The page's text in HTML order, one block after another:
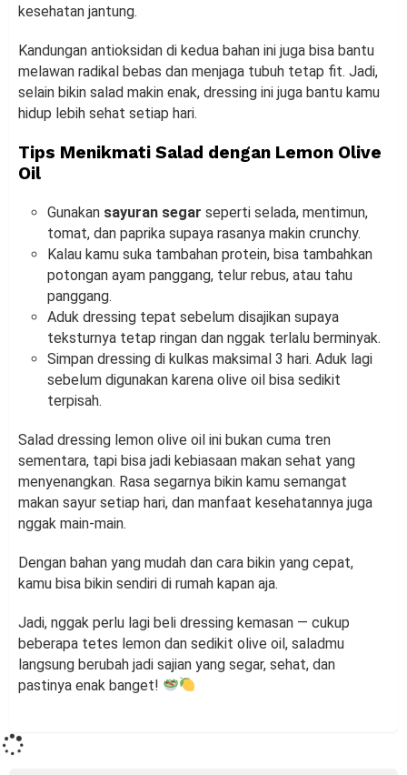
kesehatan jantung.
Kandungan antioksidan di kedua bahan ini juga bisa bantu
melawan radikal bebas dan menjaga tubuh tetap fit. Jadi,
selain bikin salad makin enak, dressing ini juga bantu kamu
hidup lebih sehat setiap hari.
Tips Menikmati Salad dengan Lemon Olive
Oil
Gunakan sayuran segar seperti selada, mentimun,
tomat, dan paprika supaya rasanya makin crunchy.
Kalau kamu suka tambahan protein, bisa tambahkan
potongan ayam panggang, telur rebus, atau tahu
panggang.
Aduk dressing tepat sebelum disajikan supaya
teksturnya tetap ringan dan nggak terlalu berminyak.
Simpan dressing di kulkas maksimal 3 hari. Aduk lagi
sebelum digunakan karena olive oil bisa sedikit
terpisah.
Salad dressing lemon olive oil ini bukan cuma tren
sementara, tapi bisa jadi kebiasaan makan sehat yang
menyenangkan. Rasa segarnya bikin kamu semangat
makan sayur setiap hari, dan manfaat kesehatannya juga
nggak main-main.
Dengan bahan yang mudah dan cara bikin yang cepat,
kamu bisa bikin sendiri di rumah kapan aja.
Jadi, nggak perlu lagi beli dressing kemasan — cukup
beberapa tetes lemon dan sedikit olive oil, saladmu
langsung berubah jadi sajian yang segar, sehat, dan
pastinya enak banget!